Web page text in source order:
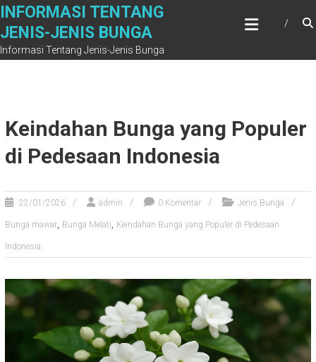
Skip
content
INFORMASI TENTANG
JENIS-JENIS BUNGA
Informasi Tentang Jenis-Jenis Bunga
Keindahan Bunga yang Populer
di Pedesaan Indonesia
22/01/2026 admin 0 Komentar Jenis Bunga
Bunga mawar, Bunga Melati, Keindahan Bunga yang Populer di Pedesaan
Indonesia